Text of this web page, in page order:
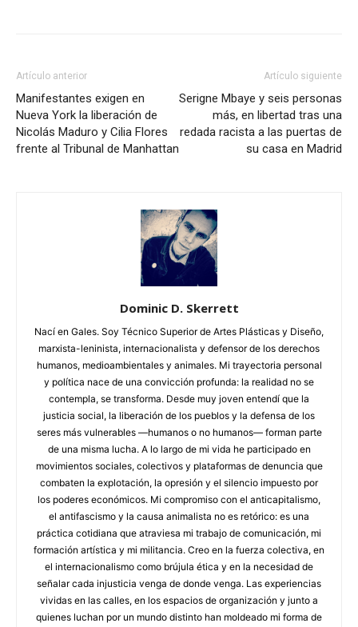
Artículo anterior
Manifestantes exigen en
Nueva York la liberación de
Nicolás Maduro y Cilia Flores
frente al Tribunal de Manhattan
Artículo siguiente
Serigne Mbaye y seis personas
más, en libertad tras una
redada racista a las puertas de
su casa en Madrid
Dominic D. Skerrett
Nací en Gales. Soy Técnico Superior de Artes Plásticas y Diseño,
marxista-leninista, internacionalista y defensor de los derechos
humanos, medioambientales y animales. Mi trayectoria personal
y política nace de una convicción profunda: la realidad no se
contempla, se transforma. Desde muy joven entendí que la
justicia social, la liberación de los pueblos y la defensa de los
seres más vulnerables —humanos o no humanos— forman parte
de una misma lucha. A lo largo de mi vida he participado en
movimientos sociales, colectivos y plataformas de denuncia que
combaten la explotación, la opresión y el silencio impuesto por
los poderes económicos. Mi compromiso con el anticapitalismo,
el antifascismo y la causa animalista no es retórico: es una
práctica cotidiana que atraviesa mi trabajo de comunicación, mi
formación artística y mi militancia. Creo en la fuerza colectiva, en
el internacionalismo como brújula ética y en la necesidad de
señalar cada injusticia venga de donde venga. Las experiencias
vividas en las calles, en los espacios de organización y junto a
quienes luchan por un mundo distinto han moldeado mi forma de